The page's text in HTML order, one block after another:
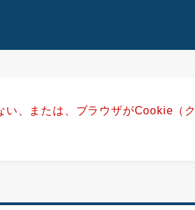
、または、ブラウザがCookie（